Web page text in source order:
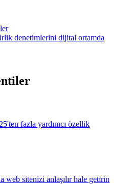
denetimlerini dijital ortamda
fazla yardımcı özellik
web sitenizi anlaşılır hale getirin